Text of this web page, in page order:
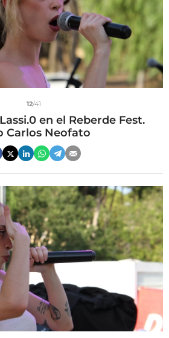
12/41
en el Reberde Fest.
Carlos Neofato